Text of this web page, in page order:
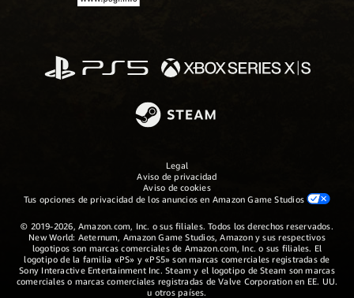
Legal
Aviso de privacidad
Aviso de cookies
Tus opciones de privacidad de los anuncios en Amazon Game Studios
© 2019-2026, Amazon.com, Inc. o sus filiales. Todos los derechos reservados.
New World: Aeternum, Amazon Game Studios, Amazon y sus respectivos
logotipos son marcas comerciales de Amazon.com, Inc. o sus filiales. El
logotipo de la familia «PS» y «PS5» son marcas comerciales registradas de
Sony Interactive Entertainment Inc. Steam y el logotipo de Steam son marcas
comerciales o marcas comerciales registradas de Valve Corporation en EE. UU.
u otros países.